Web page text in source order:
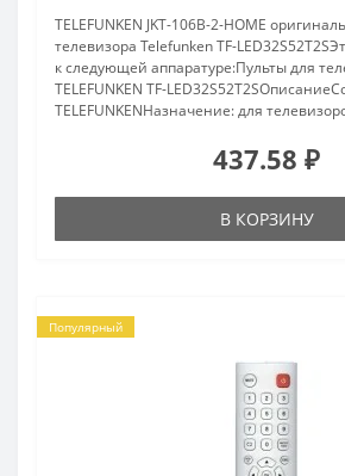
TELEFUNKEN JKT-106B-2-HOME
телевизора Telefunken TF-
к следующей аппаратуре:Пульты для
TELEFUNKEN TF-
TELEFUNKENНазначение: для
437.58 ₽
В КОРЗИНУ
Популярный